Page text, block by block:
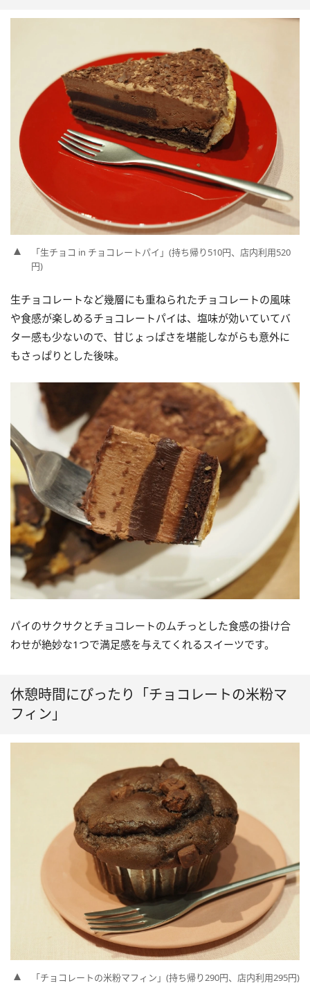
「生チョコ in チョコレートパイ」(持ち帰り510円、店内利用520
円)
生チョコレートなど幾層にも重ねられたチョコレートの風味
や食感が楽しめるチョコレートパイは、塩味が効いていてバ
ター感も少ないので、甘じょっぱさを堪能しながらも意外に
もさっぱりとした後味。
パイのサクサクとチョコレートのムチっとした食感の掛け合
わせが絶妙な1つで満足感を与えてくれるスイーツです。
休憩時間にぴったり「チョコレートの米粉マ
フィン」
「チョコレートの米粉マフィン」(持ち帰り290円、店内利用295円)